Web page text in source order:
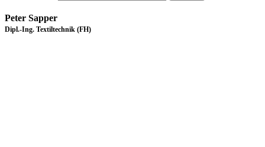
Peter Sapper
Dipl.-Ing. Textiltechnik (FH)